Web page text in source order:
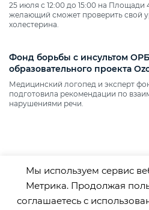
25 июля с 12:00 до 15:00 на
желающий сможет проверить свой
холестерина.
Фонд борьбы с инсультом
образовательного проекта
Медицинский логопед и эксперт
подготовила рекомендации по
нарушениями речи.
Мы используем сервис
Метрика. Продолжая
соглашаетесь с